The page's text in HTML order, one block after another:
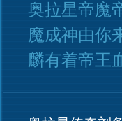
奥拉星帝魔
魔成神由你
麟有着帝王